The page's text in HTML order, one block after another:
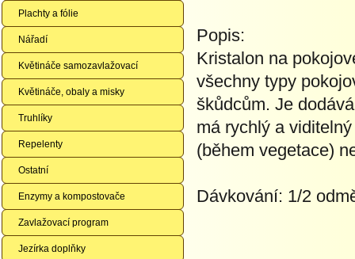
Plachty a fólie
Nářadí
Květináče samozavlažovací
Květináče, obaly a misky
Truhlíky
Repelenty
Ostatní
Enzymy a kompostovače
Zavlažovací program
Jezírka doplňky
Popis:
Kristalon na
všechny typy
škůdcům. Je
má rychlý a
(během vegetace)
Dávkování: 1/2